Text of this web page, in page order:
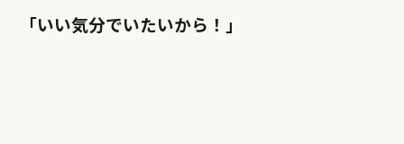
「いい気分でいたいから！」